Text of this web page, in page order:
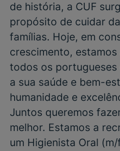
de história, a CUF
propósito de cuidar
famílias. Hoje, em
crescimento,
todos os portugueses
a sua saúde e bem-
humanidade e
Juntos queremos
melhor. Estamos a
um Higienista Oral